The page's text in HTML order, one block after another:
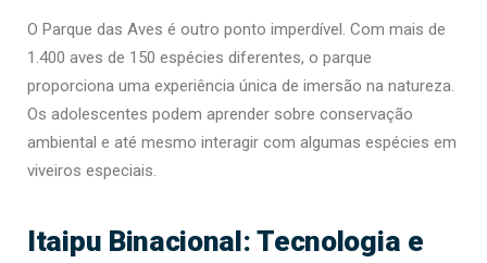
O Parque das Aves é outro ponto imperdível. Com mais de
1.400 aves de 150 espécies diferentes, o parque
proporciona uma experiência única de imersão na natureza.
Os adolescentes podem aprender sobre conservação
ambiental e até mesmo interagir com algumas espécies em
viveiros especiais.
Itaipu Binacional: Tecnologia e